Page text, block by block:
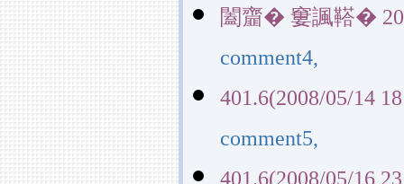
闔齏� 窶諷鞳�
comment4,
401.6(2008/05/14
comment5,
401.6(2008/05/16